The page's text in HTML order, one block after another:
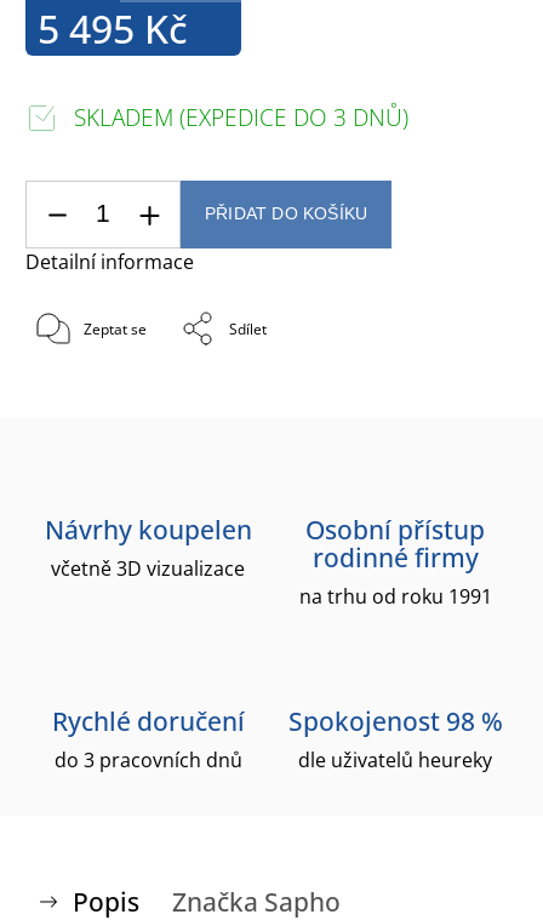
5 495 Kč
SKLADEM (EXPEDICE DO 3 DNŮ)
PŘIDAT DO KOŠÍKU
Detailní informace
Zeptat se Sdílet
Návrhy koupelen
včetně 3D vizualizace
Osobní přístup
rodinné firmy
na trhu od roku 1991
Rychlé doručení
do 3 pracovních dnů
Spokojenost 98 %
dle uživatelů heureky
Popis Značka Sapho